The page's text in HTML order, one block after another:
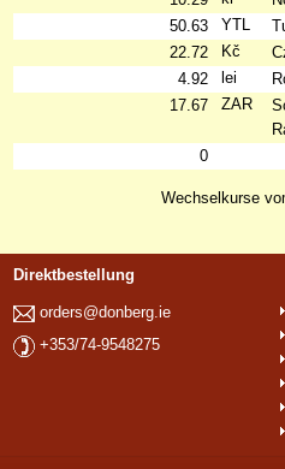
50.63
YTL
22.72
Kč
4.92
lei
17.67
ZAR
0
Wechselkurse
Direktbestellung
orders@donberg.ie
+353/74-9548275